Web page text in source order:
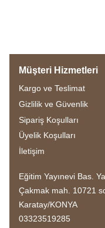
Müşteri Hizmetleri
Kargo ve Teslimat
Gizlilik ve Güvenlik
Sipariş Koşulları
Üyelik Koşulları
İletişim
Eğitim Yayınevi Bas.
Çakmak mah. 10721
Karatay/KONYA
03323519285